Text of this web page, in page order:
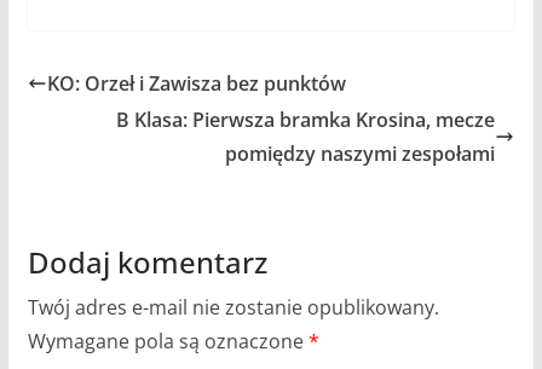
KO: Orzeł i Zawisza bez punktów
B Klasa: Pierwsza bramka Krosina, mecze
pomiędzy naszymi zespołami
Dodaj komentarz
Twój adres e-mail nie zostanie opublikowany.
Wymagane pola są oznaczone*